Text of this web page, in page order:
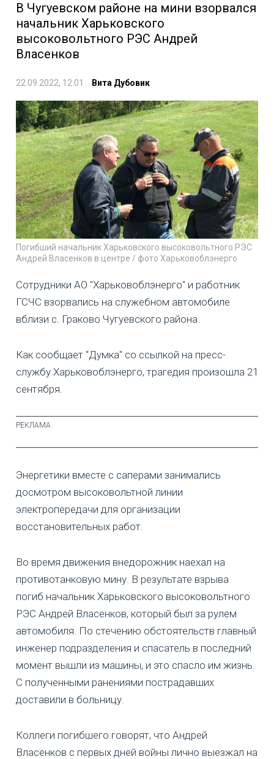
В Чугуевском районе на мини взорвался
начальник Харьковского
высоковольтного РЭС Андрей
Власенков
22.09.2022, 12:01 Вита Дубовик
Погибший начальник Харьковского высоковольтного РЭС
Андрей Власенков в центре / фото Харьковоблэнерго
Сотрудники АО "Харьковоблэнерго" и работник
ГСЧС взорвались на служебном автомобиле
вблизи с. Граково Чугуевского района.
Как сообщает "Думка" со ссылкой на пресс-
службу Харьковоблэнерго, трагедия произошла 21
сентября.
Энергетики вместе с саперами занимались
досмотром высоковольтной линии
электропередачи для организации
восстановительных работ.
Во время движения внедорожник наехал на
противотанковую мину. В результате взрыва
погиб начальник Харьковского высоковольтного
РЭС Андрей Власенков, который был за рулем
автомобиля. По стечению обстоятельств главный
инженер подразделения и спасатель в последний
момент вышли из машины, и это спасло им жизнь.
С полученными ранениями пострадавших
доставили в больницу.
Коллеги погибшего говорят, что Андрей
Власенков с первых дней войны лично выезжал на